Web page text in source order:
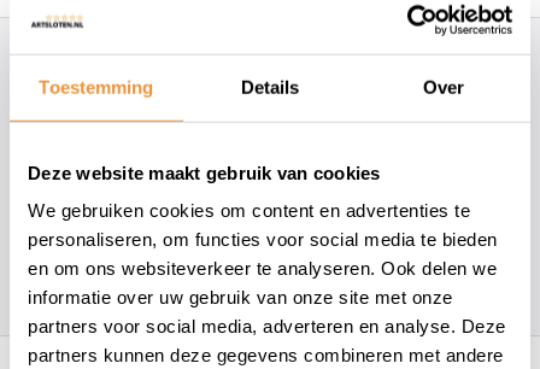
Toestemming Details Over
Deze website maakt gebruik van cookies
We gebruiken cookies om content en advertenties te
personaliseren, om functies voor social media te bieden
en om ons websiteverkeer te analyseren. Ook delen we
informatie over uw gebruik van onze site met onze
partners voor social media, adverteren en analyse. Deze
partners kunnen deze gegevens combineren met andere
info@artsloten.nl
157 klanten geven een 4.7/5 op
Recent bekeken